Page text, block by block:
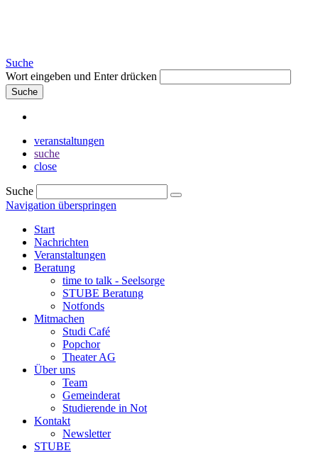
Suche
Wort eingeben und Enter drücken
Suche
veranstaltungen
suche
close
Suche
Navigation überspringen
Start
Nachrichten
Veranstaltungen
Beratung
time to talk - Seelsorge
STUBE Beratung
Notfonds
Mitmachen
Studi Café
Popchor
Theater AG
Über uns
Team
Gemeinderat
Studierende in Not
Kontakt
Newsletter
STUBE